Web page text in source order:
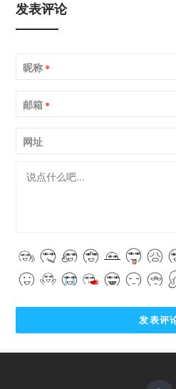
发表评论
昵称 *
邮箱 *
网址